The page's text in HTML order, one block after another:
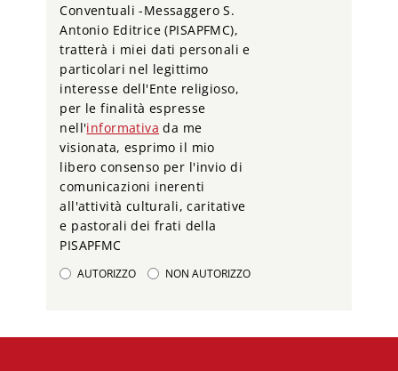
Conventuali -Messaggero S.
Antonio Editrice (PISAPFMC),
tratterà i miei dati personali e
particolari nel legittimo
interesse dell'Ente religioso,
per le finalità espresse
nell'informativa da me
visionata, esprimo il mio
libero consenso per l'invio di
comunicazioni inerenti
all'attività culturali, caritative
e pastorali dei frati della
PISAPFMC
AUTORIZZO NON AUTORIZZO